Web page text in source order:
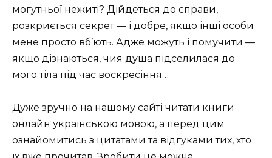
могутньої нежиті? Дійдеться до справи,
розкриється секрет — і добре, якщо інші особи
мене просто вб’ють. Адже можуть і помучити —
якщо дізнаються, чия душа підселилася до
мого тіла під час воскресіння…
Дуже зручно на нашому сайті читати книги
онлайн українською мовою, а перед цим
ознайомитись з цитатами та відгуками тих, хто